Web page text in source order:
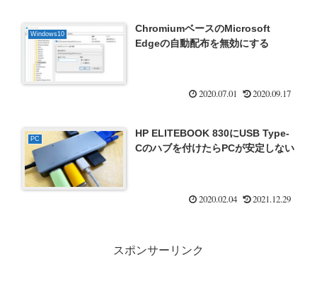
Windows10
ChromiumベースのMicrosoft
Edgeの自動配布を無効にする
2020.07.01 2020.09.17
PC
HP ELITEBOOK 830にUSB Type-
Cのハブを付けたらPCが安定しない
2020.02.04 2021.12.29
スポンサーリンク